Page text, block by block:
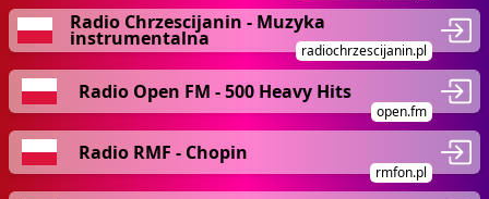
Radio Chrzescijanin - Muzyka
instrumentalna
radiochrzescijanin.pl
Radio Open FM - 500 Heavy Hits
open.fm
Radio RMF - Chopin
rmfon.pl